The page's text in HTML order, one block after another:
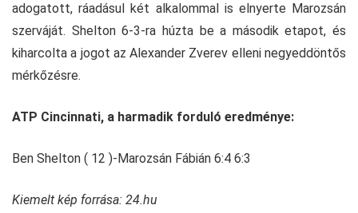
adogatott, ráadásul két alkalommal is elnyerte Marozsán
szerváját. Shelton 6-3-ra húzta be a második etapot, és
kiharcolta a jogot az Alexander Zverev elleni negyeddöntős
mérkőzésre.
ATP Cincinnati, a harmadik forduló eredménye:
Ben Shelton ( 12 )-Marozsán Fábián 6:4 6:3
Kiemelt kép forrása: 24.hu